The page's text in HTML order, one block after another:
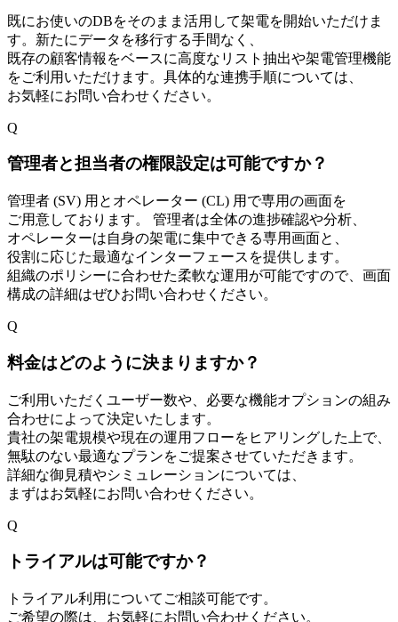
既にお使いのDBをそのまま活用して架電を開始いただけま
す。新たにデータを移行する手間なく、
既存の顧客情報をベースに高度なリスト抽出や架電管理機能
をご利用いただけます。具体的な連携手順については、
お気軽にお問い合わせください。
Q
管理者と担当者の権限設定は可能ですか？
管理者 (SV) 用とオペレーター (CL) 用で専用の画面を
ご用意しております。 管理者は全体の進捗確認や分析、
オペレーターは自身の架電に集中できる専用画面と、
役割に応じた最適なインターフェースを提供します。
組織のポリシーに合わせた柔軟な運用が可能ですので、画面
構成の詳細はぜひお問い合わせください。
Q
料金はどのように決まりますか？
ご利用いただくユーザー数や、必要な機能オプションの組み
合わせによって決定いたします。
貴社の架電規模や現在の運用フローをヒアリングした上で、
無駄のない最適なプランをご提案させていただきます。
詳細な御見積やシミュレーションについては、
まずはお気軽にお問い合わせください。
Q
トライアルは可能ですか？
トライアル利用についてご相談可能です。
ご希望の際は、お気軽にお問い合わせください。